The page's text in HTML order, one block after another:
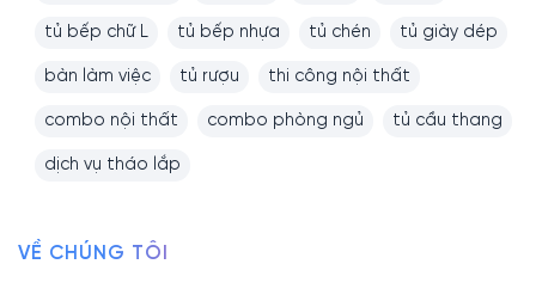
tủ bếp chữ L tủ bếp nhựa tủ chén tủ giày dép
bàn làm việc tủ rượu thi công nội thất
combo nội thất combo phòng ngủ tủ cầu thang
dịch vụ tháo lắp
VỀ CHÚNG TÔI